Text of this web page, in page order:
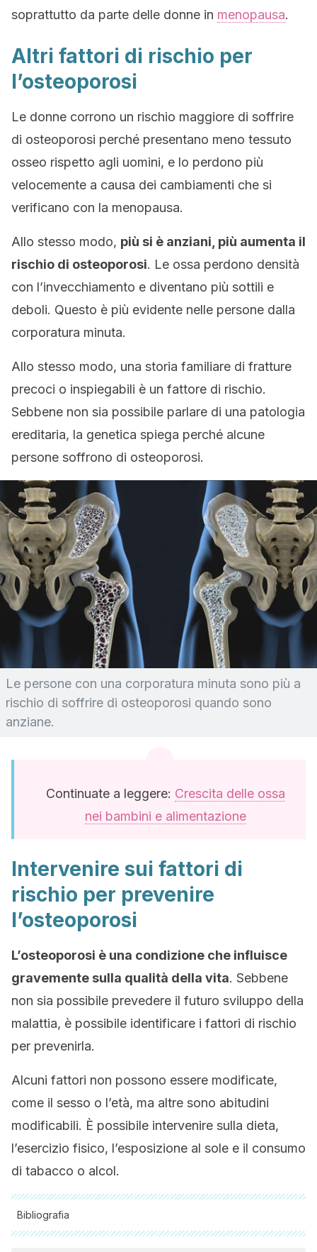
soprattutto da parte delle donne in menopausa.
Altri fattori di rischio per
l’osteoporosi
Le donne corrono un rischio maggiore di soffrire
di osteoporosi perché presentano meno tessuto
osseo rispetto agli uomini, e lo perdono più
velocemente a causa dei cambiamenti che si
verificano con la menopausa.
Allo stesso modo, più si è anziani, più aumenta il
rischio di osteoporosi. Le ossa perdono densità
con l’invecchiamento e diventano più sottili e
deboli. Questo è più evidente nelle persone dalla
corporatura minuta.
Allo stesso modo, una storia familiare di fratture
precoci o inspiegabili è un fattore di rischio.
Sebbene non sia possibile parlare di una patologia
ereditaria, la genetica spiega perché alcune
persone soffrono di osteoporosi.
Le persone con una corporatura minuta sono più a
rischio di soffrire di osteoporosi quando sono
anziane.
Continuate a leggere: Crescita delle ossa
nei bambini e alimentazione
Intervenire sui fattori di
rischio per prevenire
l’osteoporosi
L’osteoporosi è una condizione che influisce
gravemente sulla qualità della vita. Sebbene
non sia possibile prevedere il futuro sviluppo della
malattia, è possibile identificare i fattori di rischio
per prevenirla.
Alcuni fattori non possono essere modificate,
come il sesso o l’età, ma altre sono abitudini
modificabili. È possibile intervenire sulla dieta,
l’esercizio fisico, l’esposizione al sole e il consumo
di tabacco o alcol.
Bibliografia
Tutte le fonti citate sono state esaminate a fondo dal nostro